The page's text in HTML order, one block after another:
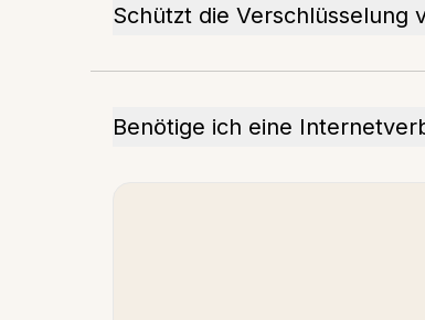
Schützt die Verschlüsselung
Benötige ich eine